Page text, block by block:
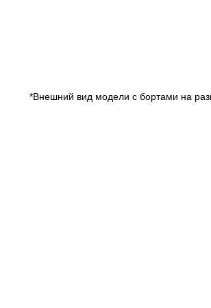
*Внешний вид модели с бортами на